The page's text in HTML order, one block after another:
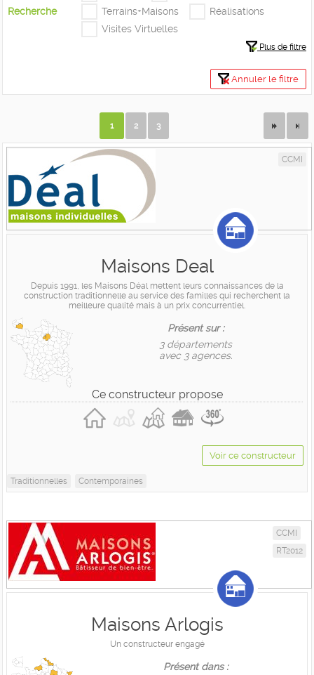
Recherche
Terrains+Maisons
Réalisations
Visites Virtuelles
Plus de filtre
Annuler le filtre
1 2 3
CCMI
Maisons Deal
Depuis 1991, les Maisons Déal mettent leurs connaissances de la
construction traditionnelle au service des familles qui recherchent la
meilleure qualité mais à un prix concurrentiel.
Présent sur :
3 départements
avec 3 agences.
Ce constructeur propose
Voir ce constructeur
Traditionnelles Contemporaines
CCMI
RT2012
Maisons Arlogis
Un constructeur engagé
Présent dans :